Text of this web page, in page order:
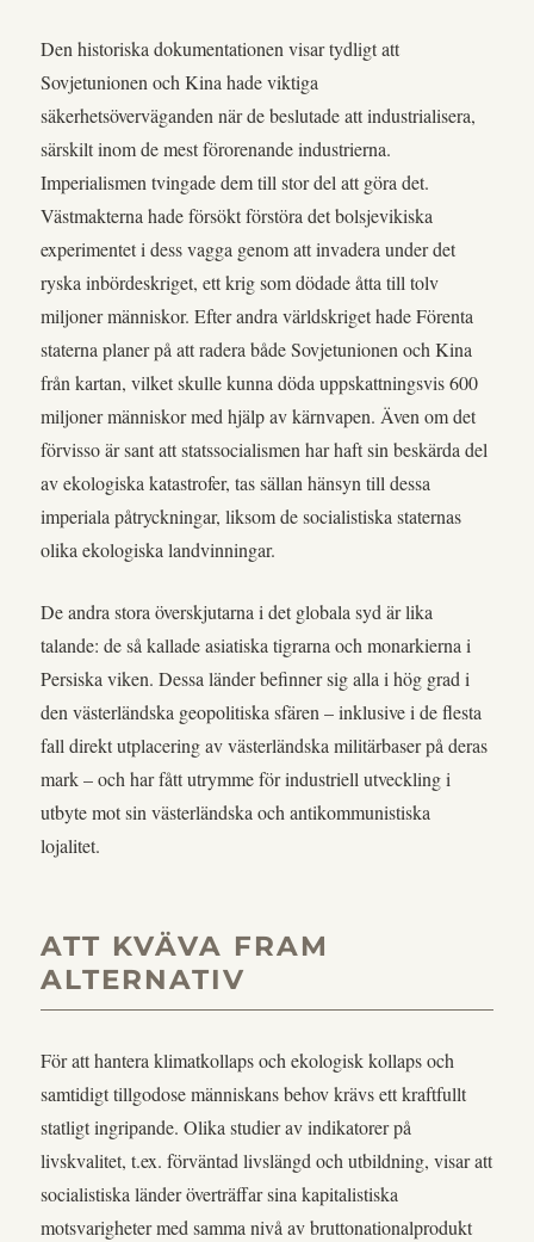
Den historiska dokumentationen visar tydligt att
Sovjetunionen och Kina hade viktiga
säkerhetsöverväganden när de beslutade att industrialisera,
särskilt inom de mest förorenande industrierna.
Imperialismen tvingade dem till stor del att göra det.
Västmakterna hade försökt förstöra det bolsjevikiska
experimentet i dess vagga genom att invadera under det
ryska inbördeskriget, ett krig som dödade åtta till tolv
miljoner människor. Efter andra världskriget hade Förenta
staterna planer på att radera både Sovjetunionen och Kina
från kartan, vilket skulle kunna döda uppskattningsvis 600
miljoner människor med hjälp av kärnvapen. Även om det
förvisso är sant att statssocialismen har haft sin beskärda del
av ekologiska katastrofer, tas sällan hänsyn till dessa
imperiala påtryckningar, liksom de socialistiska staternas
olika ekologiska landvinningar.
De andra stora överskjutarna i det globala syd är lika
talande: de så kallade asiatiska tigrarna och monarkierna i
Persiska viken. Dessa länder befinner sig alla i hög grad i
den västerländska geopolitiska sfären – inklusive i de flesta
fall direkt utplacering av västerländska militärbaser på deras
mark – och har fått utrymme för industriell utveckling i
utbyte mot sin västerländska och antikommunistiska
lojalitet.
ATT KVÄVA FRAM
ALTERNATIV
För att hantera klimatkollaps och ekologisk kollaps och
samtidigt tillgodose människans behov krävs ett kraftfullt
statligt ingripande. Olika studier av indikatorer på
livskvalitet, t.ex. förväntad livslängd och utbildning, visar att
socialistiska länder överträffar sina kapitalistiska
motsvarigheter med samma nivå av bruttonationalprodukt